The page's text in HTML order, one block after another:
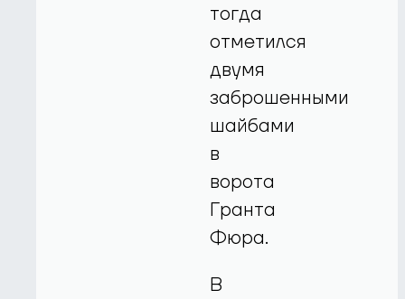
тогда
отметился
двумя
заброшенными
шайбами
в
ворота
Гранта
Фюра.
В